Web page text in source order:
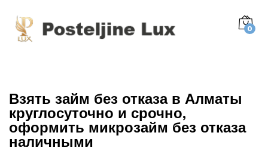
0
Взять займ без отказа в Алматы
круглосуточно и срочно,
оформить микрозайм без отказа
наличными